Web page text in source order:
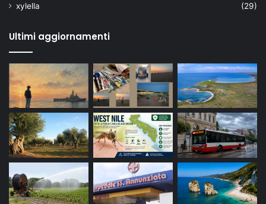
xylella
(29)
Ultimi aggiornamenti